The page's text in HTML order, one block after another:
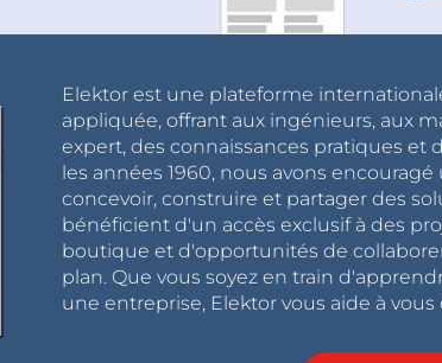
Elektor est une plateforme
appliquée, offrant aux ingénieurs, aux
expert, des connaissances pratiques et
les années 1960, nous avons
concevoir, construire et partager des
bénéficient d'un accès exclusif à des
boutique et d'opportunités de
plan. Que vous soyez en train
une entreprise, Elektor vous aide à